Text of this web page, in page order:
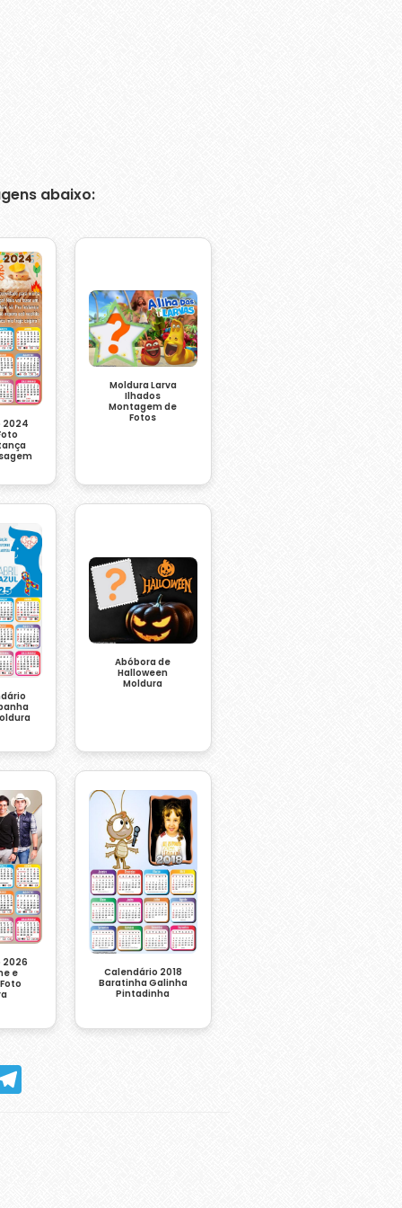
abaixo:
2024
Moldura Larva
Ilhados
Montagem de
Fotos
Abóbora de
Halloween
Moldura
2026
e
Calendário 2018
Baratinha Galinha
Pintadinha
Telegram